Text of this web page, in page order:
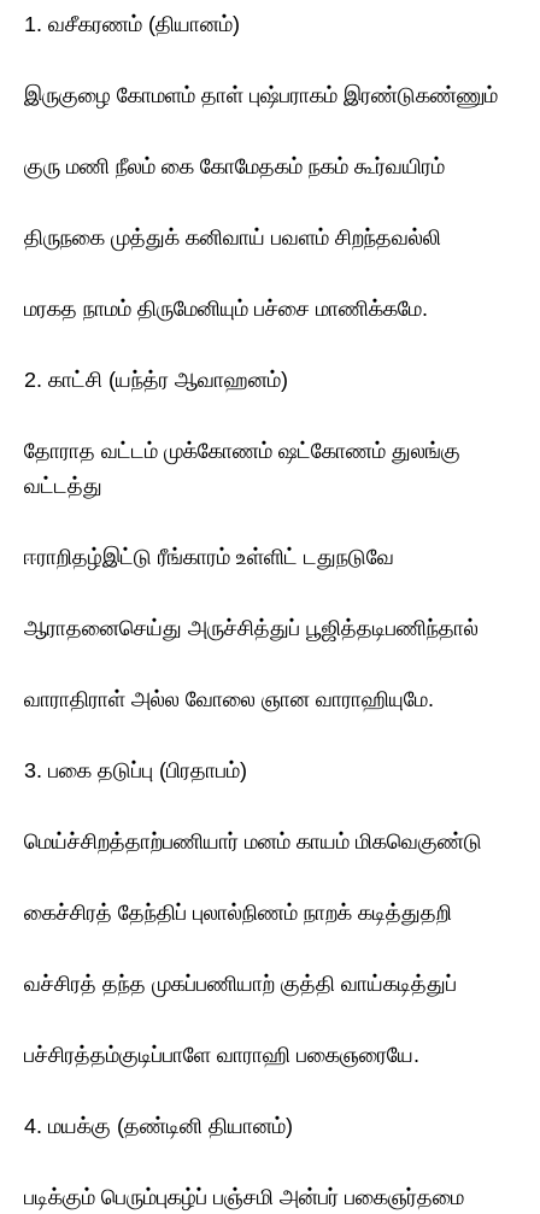
1. வசீகரணம் (தியானம்)
இருகுழை கோமளம் தாள் புஷ்பராகம் இரண்டுகண்ணும்
குரு மணி நீலம் கை கோமேதகம் நகம் கூர்வயிரம்
திருநகை முத்துக் கனிவாய் பவளம் சிறந்தவல்லி
மரகத நாமம் திருமேனியும் பச்சை மாணிக்கமே.
2. காட்சி (யந்த்ர ஆவாஹனம்)
தோராத வட்டம் முக்கோணம் ஷட்கோணம் துலங்கு
வட்டத்து
ஈராறிதழ்இட்டு ரீங்காரம் உள்ளிட் டதுநடுவே
ஆராதனைசெய்து அருச்சித்துப் பூஜித்தடிபணிந்தால்
வாராதிராள் அல்ல வோலை ஞான வாராஹியுமே.
3. பகை தடுப்பு (பிரதாபம்)
மெய்ச்சிறத்தாற்பணியார் மனம் காயம் மிகவெகுண்டு
கைச்சிரத் தேந்திப் புலால்நிணம் நாறக் கடித்துதறி
வச்சிரத் தந்த முகப்பணியாற் குத்தி வாய்கடித்துப்
பச்சிரத்தம்குடிப்பாளே வாராஹி பகைஞரையே.
4. மயக்கு (தண்டினி தியானம்)
படிக்கும் பெரும்புகழ்ப் பஞ்சமி அன்பர் பகைஞர்தமை